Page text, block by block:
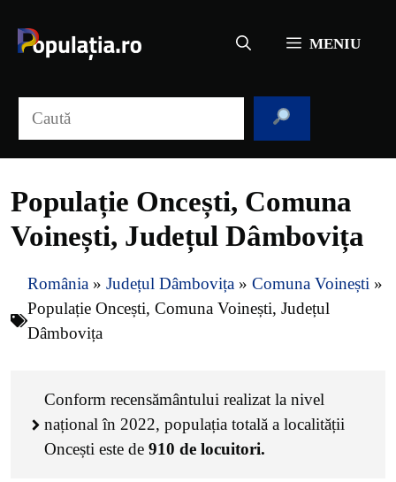
conținut
MENIU
Populație Oncești, Comuna
Voinești, Județul Dâmbovița
România » Județul Dâmbovița » Comuna Voinești »
Populație Oncești, Comuna Voinești, Județul
Dâmbovița
Conform recensământului realizat la nivel
național în 2022, populația totală a localității
Oncești este de 910 de locuitori.